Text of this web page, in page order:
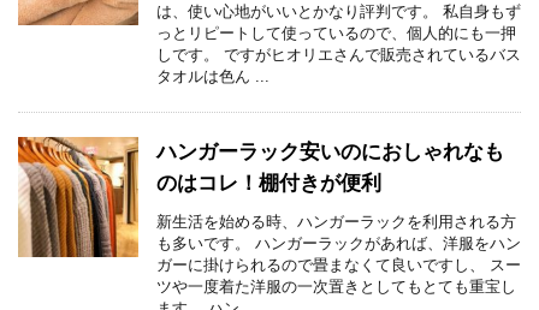
は、使い心地がいいとかなり評判です。 私自身もず
っとリピートして使っているので、個人的にも一押
しです。 ですがヒオリエさんで販売されているバス
タオルは色ん ...
ハンガーラック安いのにおしゃれなも
のはコレ！棚付きが便利
新生活を始める時、ハンガーラックを利用される方
も多いです。 ハンガーラックがあれば、洋服をハン
ガーに掛けられるので畳まなくて良いですし、 スー
ツや一度着た洋服の一次置きとしてもとても重宝し